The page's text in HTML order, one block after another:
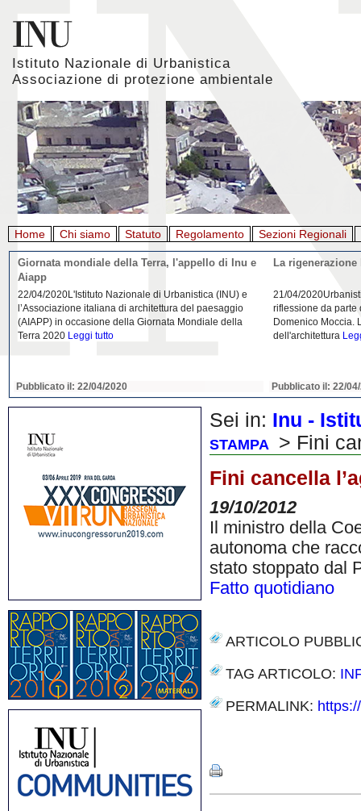
Istituto Nazionale di Urbanistica
Associazione di protezione ambientale
Home Chi siamo Statuto Regolamento Sezioni Regionali
Giornata mondiale della Terra, l'appello di Inu e
Aiapp
22/04/2020L'Istituto Nazionale di Urbanistica (INU) e
l’Associazione italiana di architettura del paesaggio
(AIAPP) in occasione della Giornata Mondiale della
Terra 2020 Leggi tutto
Pubblicato il: 22/04/2020
La
21/04/
riflessione da parte
Domenico Moccia.
dell'architettura
Pubblicato il: 22/
Sei in: Inu -
STAMPA
> Fini
Fini cancella
19/10/2012
Il ministro della
autonoma che
stato stoppato dal
Fatto quotidiano
ARTICOLO
TAG ARTICOLO:
PERMALINK: